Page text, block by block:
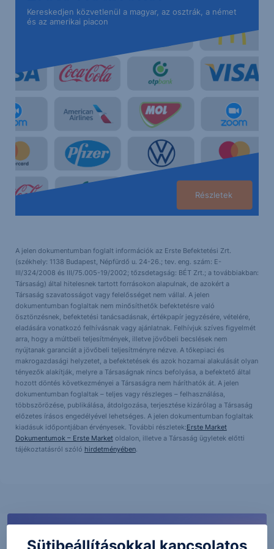
Kereskedjen közvetlenül a magyar, az osztrák, a német
és az amerikai piacon
Részletek
A jelen dokumentumban foglalt információk az Erste Befektetési Zrt.
(székhely: 1138 Budapest, Népfürdő u. 24-26.; tev. eng. szám: E-
III/324/2008 és III/75.005-19/2002; tőzsdetagság: BÉT Zrt.; a továbbiakban:
Társaság) által hitelesnek tartott forrásokon alapulnak, de azokért a
Társaság szavatosságot vagy felelősséget nem vállal. A jelen
dokumentumban foglaltak nem minősíthetők befektetésre való
ösztönzésnek, befektetési tanácsadásnak, értékpapír jegyzésére, vételére,
eladására vonatkozó felhívásnak vagy ajánlatnak. Felhívjuk szíves figyelmét
arra, hogy a múltbeli teljesítmények, illetve jövőbeli becslések nem
nyújtanak garanciát a jövőbeli teljesítményre nézve. A tőkepiaci és
makrogazdasági helyzetet, a befektetések és azok hozamai alakulását olyan
tényezők alakítják, melyre a Társaságnak nincs befolyása, a befektető által
hozott döntés következményei a Társaságra nem háríthatók át. A jelen
dokumentumban foglaltak – teljes vagy részleges – felhasználása,
többszörözése, publikálása, átdolgozása, terjesztése kizárólag a Társaság
előzetes írásos engedélyével lehetséges. A jelen dokumentumban foglaltak
kiadásuk időpontjában érvényesek. További részletek:Erste Market
Dokumentumok – Erste Marketoldalon, illetve a Társaság ügyletek előtti
tájékoztatásról szóló hirdetményében.